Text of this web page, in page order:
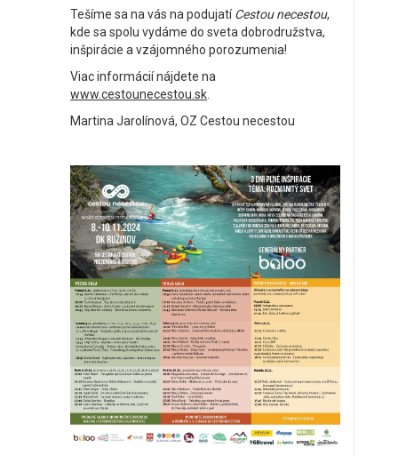
Tešíme sa na vás na podujatíCestou necestou,
kde sa spolu vydáme do sveta dobrodružstva,
inšpirácie a vzájomného porozumenia!
Viac informácií nájdete na
www.cestounecestou.sk
Martina Jarolínová, OZ Cestou necestou